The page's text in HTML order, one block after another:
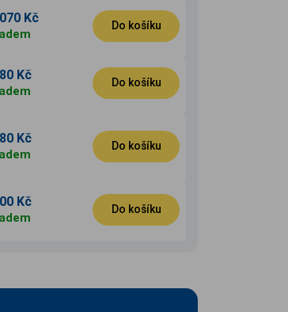
Kč Do košíku
Kč Do košíku
Kč Do košíku
Kč Do košíku